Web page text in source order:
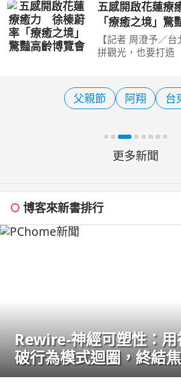
局周繼組、觀光旅
長、3位市政顧問
五感開啟花蓮
「療癒之境」驚
【記者 周澄予／
拼觀光，也要打造
政府以「花蓮‧療癒
主題展區，串聯健
父親節 阿翔 台
更多新聞
博客來新書排行
Rewire-神經可塑性：用
破行為模式迴圈，終結
憂鬱，實現最佳的心理